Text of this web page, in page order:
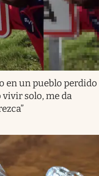
en un pueblo perdido
vivir solo, me da